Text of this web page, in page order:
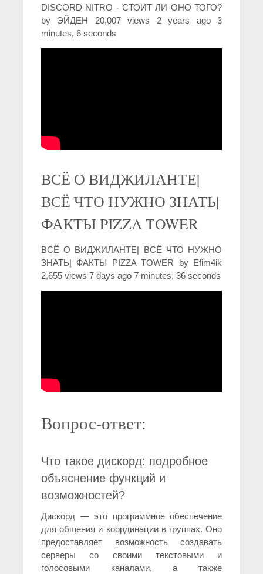
DISCORD NITRO - СТОИТ ЛИ ОНО ТОГО?
by ЭЙДЕН 20,007 views 2 years ago 3
minutes, 6 seconds
ВСЁ О ВИДЖИЛАНТЕ|
ВСЁ ЧТО НУЖНО ЗНАТЬ|
ФАКТЫ PIZZA TOWER
ВСЁ О ВИДЖИЛАНТЕ| ВСЁ ЧТО НУЖНО
ЗНАТЬ| ФАКТЫ PIZZA TOWER by Efim4ik
2,655 views 7 days ago 7 minutes, 36 seconds
Вопрос-ответ:
Что такое дискорд: подробное
объяснение функций и
возможностей?
Дискорд — это программное обеспечение
для общения и координации в группах. Оно
предоставляет возможность создавать
серверы со своими текстовыми и
голосовыми каналами, а также